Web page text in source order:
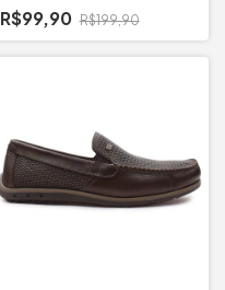
R$99,90 R$199,90